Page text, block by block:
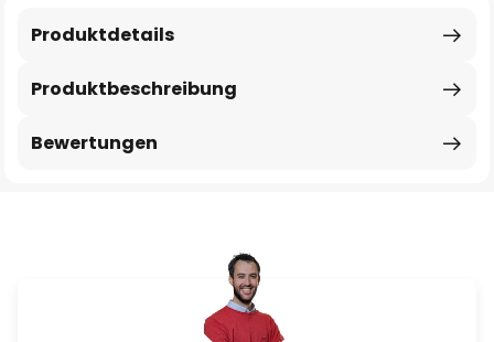
Produktbeschreibung
Produktdetails
Bewertungen